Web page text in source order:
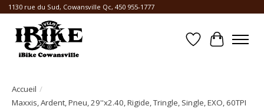
1130 rue du Sud, Cowansville Qc, 450 955-1777
Liste dePanier
Accueil /
Maxxis, Ardent, Pneu, 29''x2.40, Rigide, Tringle, Single, EXO, 60TPI